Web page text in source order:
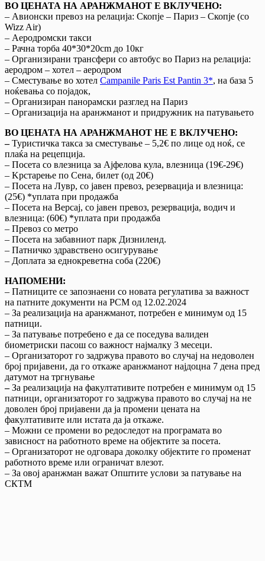
ВО ЦЕНАТА НА АРАНЖМАНОТ Е ВКЛУЧЕНО:
– Авионски превоз на релација: Скопје – Париз – Скопје (со
Wizz Air)
– Аеродромски такси
– Рачна торба 40*30*20cm до 10кг
– Организирани трансфери со автобус во Париз на релација:
аеродром – хотел – аеродром
– Сместување во хотел Campanile Paris Est Pantin 3*, на база 5
ноќевања со појадок,
– Организиран панорамски разглед на Париз
– Организација на аранжманот и придружник на патувањето
ВО ЦЕНАТА НА АРАНЖМАНОТ НЕ Е ВКЛУЧЕНО:
–Туристичка такса за сместување – 5,2€ по лице од ноќ, се
плаќа на рецепција.
– Посета со влезница за Ајфелова кула, влезница (19€-29€)
– Kрстарење по Сена, билет (од 20€)
– Посета на Лувр, со јавен превоз, резервација и влезница:
(25€) *уплата при продажба
– Посета на Версај, со јавен превоз, резервација, водич и
влезница: (60€) *уплата при продажба
– Превоз со метро
– Посета на забавниот парк Дизниленд.
– Патничко здравствено осигурување
– Доплата за еднокреветна соба (220€)
НАПОМЕНИ:
– Патниците се запознаени со новата регулатива за важност
на патните документи на РСМ од 12.02.2024
– За реализација на аранжманот, потребен е минимум од 15
патници.
– За патување потребено е да се поседува валиден
биометриски пасош со важност најмалку 3 месеци.
– Организаторот го задржува правото во случај на недоволен
број пријавени, да го откаже аранжманот најдоцна 7 дена пред
датумот на тргнување
–За реализација на факултативите потребен е минимум од 15
патници, организаторот го задржува правото во случај на не
доволен број пријавени да ја промени цената на
факултативите или истата да ја откаже.
– Можни се промени во редоследот на програмата во
зависност на работното време на објектите за посета.
– Организаторот не одговара доколку објектите го променат
работното време или ограничат влезот.
– За овој аранжман важат Општите услови за патување на
СКТМ